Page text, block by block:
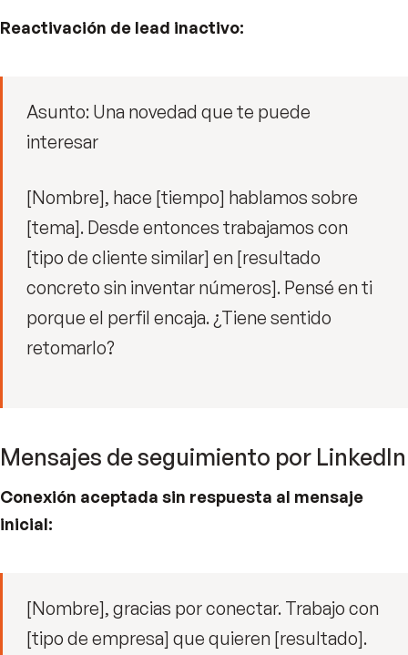
Reactivación de lead inactivo:
Asunto: Una novedad que te puede
interesar
[Nombre], hace [tiempo] hablamos sobre
[tema]. Desde entonces trabajamos con
[tipo de cliente similar] en [resultado
concreto sin inventar números]. Pensé en ti
porque el perfil encaja. ¿Tiene sentido
retomarlo?
Mensajes de seguimiento por LinkedIn
Conexión aceptada sin respuesta al mensaje
inicial:
[Nombre], gracias por conectar. Trabajo con
[tipo de empresa] que quieren [resultado].